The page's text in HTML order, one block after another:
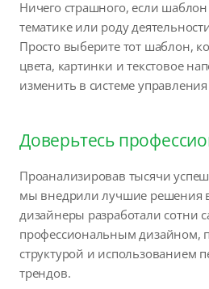
Ничего страшного, если
тематике или роду
Просто выберите тот шаблон,
цвета, картинки и текстовое
изменить в системе
Доверьтесь
Проанализировав тысячи
мы внедрили лучшие решения
дизайнеры разработали сотни
профессиональным дизайном,
структурой и использованием
трендов.